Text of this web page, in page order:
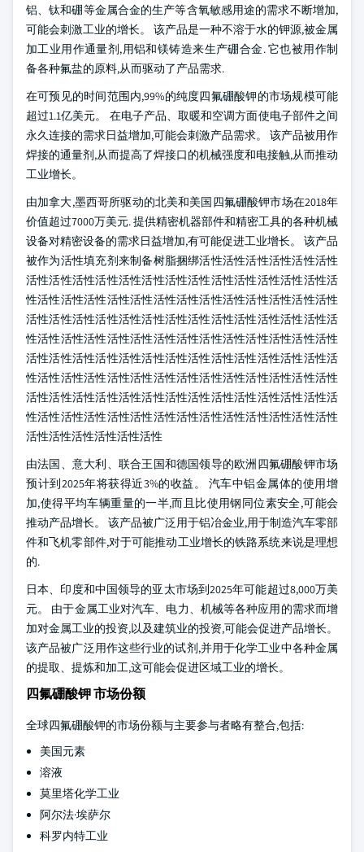
铝、钛和硼等金属合金的生产等含氧敏感用途的需求不断增加,
可能会刺激工业的增长。 该产品是一种不溶于水的钾源,被金属
加工业用作通量剂,用铝和镁铸造来生产硼合金. 它也被用作制
备各种氟盐的原料,从而驱动了产品需求.
在可预见的时间范围内,99%的纯度四氟硼酸钾的市场规模可能
超过1.1亿美元。 在电子产品、取暖和空调方面使电子部件之间
永久连接的需求日益增加,可能会刺激产品需求。 该产品被用作
焊接的通量剂,从而提高了焊接口的机械强度和电接触,从而推动
工业增长。
由加拿大,墨西哥所驱动的北美和美国四氟硼酸钾市场在2018年
价值超过7000万美元. 提供精密机器部件和精密工具的各种机械
设备对精密设备的需求日益增加,有可能促进工业增长。 该产品
被作为活性填充剂来制备树脂捆绑活性活性活性活性活性活性
活性活性活性活性活性活性活性活性活性活性活性活性活性活
性活性活性活性活性活性活性活性活性活性活性活性活性活性
活性活性活性活性活性活性活性活性活性活性活性活性活性活
性活性活性活性活性活性活性活性活性活性活性活性活性活性
活性活性活性活性活性活性活性活性活性活性活性活性活性活
性活性活性活性活性活性活性活性活性活性活性活性活性活性
活性活性活性活性活性活性活性活性活性活性活性活性活性活
性活性活性活性活性活性活性活性活性活性活性活性活性活性
活性活性活性活性活性活性
由法国、意大利、联合王国和德国领导的欧洲四氟硼酸钾市场
预计到2025年将获得近3%的收益。 汽车中铝金属体的使用增
加,使得平均车辆重量的一半,而且比使用钢同位素安全,可能会
推动产品增长。 该产品被广泛用于铝冶金业,用于制造汽车零部
件和飞机零部件,对于可能推动工业增长的铁路系统来说是理想
的.
日本、印度和中国领导的亚太市场到2025年可能超过8,000万美
元。 由于金属工业对汽车、电力、机械等各种应用的需求而增
加对金属工业的投资,以及建筑业的投资,可能会促进产品增长。
该产品被广泛用作这些行业的试剂,并用于化学工业中各种金属
的提取、提炼和加工,这可能会促进区域工业的增长。
四氟硼酸钾 市场份额
全球四氟硼酸钾的市场份额与主要参与者略有整合,包括:
美国元素
溶液
莫里塔化学工业
阿尔法·埃萨尔
科罗内特工业